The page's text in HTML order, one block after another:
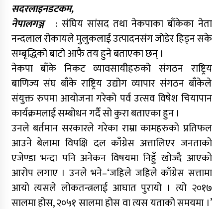
सदरलाइनडटकम,
नेपालगञ्ज: संघिय सांसद तथा नेकपाका बाँकेका नेता
नन्दलाल रोकायले मुलुकलाई उत्पादनसंग जोडेर हिड्न सके
सम्बृद्धिको बाटो आफै तय हुने बताएका छन् ।
नेकपा बाँके निकट व्यावसायीहरुको संगठन राष्ट्रिय
बाणिज्य संघ बाँके राष्ट्रिय उद्योग व्यापार संगठन बाँकेले
संयुक्त रुपमा आयोजना गरेको पर्व उत्सव विषेश चियापान
कार्यक्रमलाई सम्बोधन गर्दै सो कुरा बताएका हुन ।
उनले बर्तमान सरकारले गरेका राम्रा कामहरुको प्रतिफल
आउने बेलामा विपक्षि दल काँग्रेस अत्तालिएर जनताको
एजेण्डा भन्दा पनि अनेकन विषयमा निहुँ खोज्दै आएको
आरोप लगाए । उनले भने–‘जहिले जहिले काँग्रेस सत्तामा
आयो त्यसले लोकतन्त्रलाई आघात पुरायो । त्यो २०१७
सालमा होस, २०५१ सालमा होस वा त्यस यताको समयमा ।’